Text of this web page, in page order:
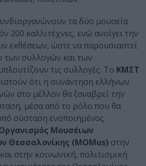
τα δύο μουσεία
200 καλλιτέχνες, ενώ ανοίγει την
εκθέσεων, ώστε να παρουσιαστεί
των συλλογών και των
τις συλλογές. Το ΚΜΣΤ
ότι η συνάντηση ελλήνων
στο μέλλον θα ξαναβρεί την
μέσα από το ρόλο που θα
σύσταση ενοποιημένος
Μουσέιων
Θεσσαλονίκης (MOMus) στην
στην κοινωνική, πολιτισμική